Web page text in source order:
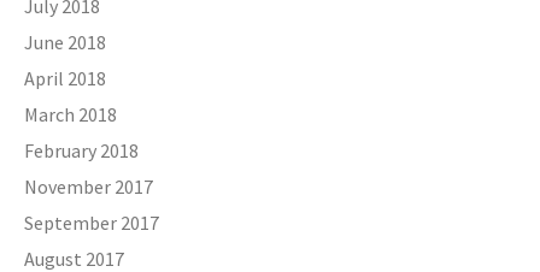
July 2018
June 2018
April 2018
March 2018
February 2018
November 2017
September 2017
August 2017